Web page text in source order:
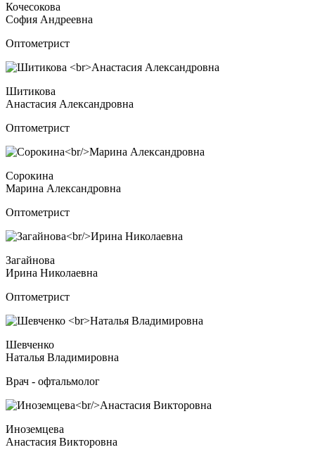
Кочесокова
София Андреевна
Оптометрист
Шитикова
Анастасия Александровна
Оптометрист
Сорокина
Марина Александровна
Оптометрист
Загайнова
Ирина Николаевна
Оптометрист
Шевченко
Наталья Владимировна
Врач - офтальмолог
Иноземцева
Анастасия Викторовна